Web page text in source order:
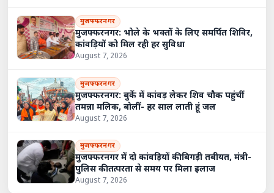
मुजफ्फरनगर
मुजफ्फरनगर: भोले के भक्तों के लिए समर्पित शिविर,
कांवड़ियों को मिल रही हर सुविधा
August 7, 2026
मुजफ्फरनगर
मुजफ्फरनगर: बुर्के में कांवड़ लेकर शिव चौक पहुंचीं
तमन्ना मलिक, बोलीं- हर साल लाती हूं जल
August 7, 2026
मुजफ्फरनगर
मुजफ्फरनगर में दो कांवड़ियों की बिगड़ी तबीयत, मंत्री-
पुलिस की तत्परता से समय पर मिला इलाज
August 7, 2026